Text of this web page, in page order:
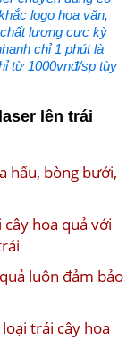
logo hoa văn,
lượng cực kỳ
chỉ 1 phút là
từ 1000vnđ/sp tùy
lên trái
hấu, bòng bưởi,
hoa quả với
luôn đảm bảo
trái cây hoa